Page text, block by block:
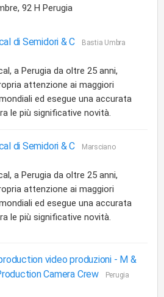
92 H Perugia
di Semidori & C
Bastia Umbra
a Perugia da oltre 25 anni,
attenzione ai maggiori
ed esegue una accurata
le più significative novità.
di Semidori & C
Marsciano
a Perugia da oltre 25 anni,
attenzione ai maggiori
ed esegue una accurata
le più significative novità.
video produzioni - M &
Camera Crew
Perugia